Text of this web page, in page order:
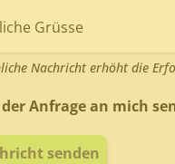
Nachricht erhöht die
Anfrage an mich
senden